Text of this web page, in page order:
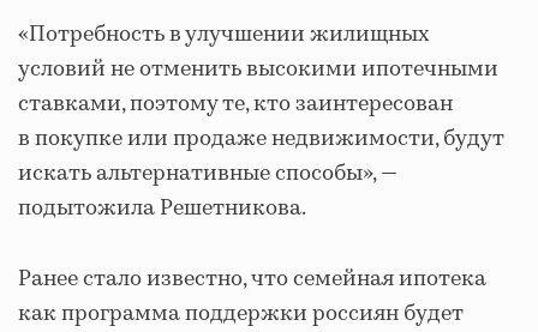
«Потребность в улучшении жилищных
условий не отменить высокими ипотечными
ставками, поэтому те, кто заинтересован
в покупке или продаже недвижимости, будут
искать альтернативные способы», ―
подытожила Решетникова.
Ранее стало известно, что семейная ипотека
как программа поддержки россиян будет